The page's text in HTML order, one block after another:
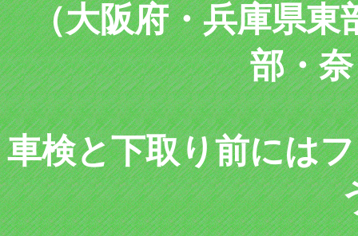
（大阪府・兵庫県東
部・
車検と下取り前には